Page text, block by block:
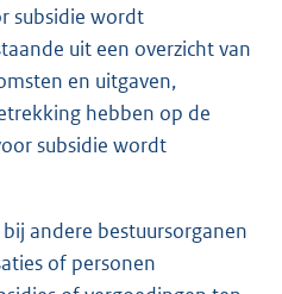
subsidie wordt
uit een overzicht van
en uitgaven,
hebben op de
subsidie wordt
andere bestuursorganen
of personen